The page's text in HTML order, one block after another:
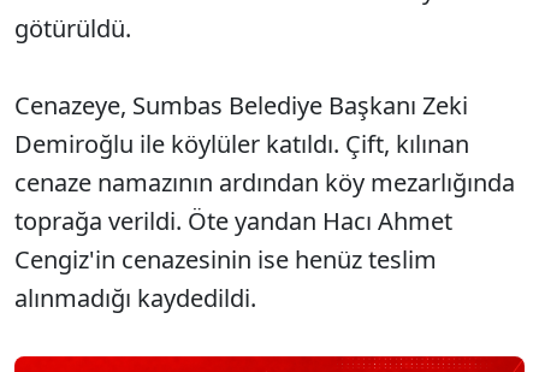
götürüldü.
Cenazeye, Sumbas Belediye Başkanı Zeki
Demiroğlu ile köylüler katıldı. Çift, kılınan
cenaze namazının ardından köy mezarlığında
toprağa verildi. Öte yandan Hacı Ahmet
Cengiz'in cenazesinin ise henüz teslim
alınmadığı kaydedildi.